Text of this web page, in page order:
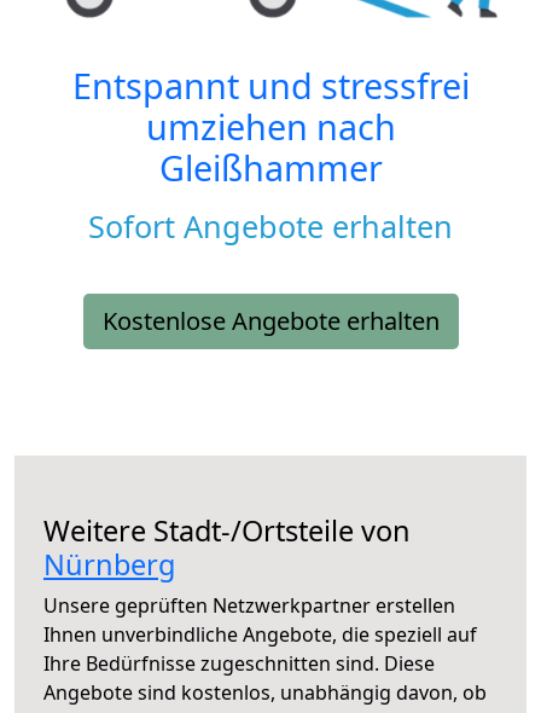
Entspannt und stressfrei
umziehen nach
Gleißhammer
Sofort Angebote erhalten
Kostenlose Angebote erhalten
Weitere Stadt-/Ortsteile von
Nürnberg
Unsere geprüften Netzwerkpartner erstellen
Ihnen unverbindliche Angebote, die speziell auf
Ihre Bedürfnisse zugeschnitten sind. Diese
Angebote sind kostenlos, unabhängig davon, ob